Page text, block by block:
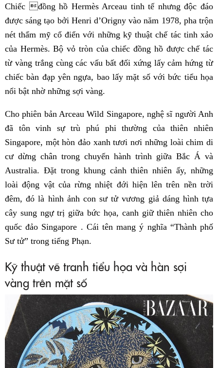
Chiếc đồng hồ Hermès Arceau tinh tế nhưng độc đáo
được sáng tạo bởi Henri d’Origny vào năm 1978, pha trộn
nét thẩm mỹ cổ điển với những kỹ thuật chế tác tinh xảo
của Hermès. Bộ vỏ tròn của chiếc đồng hồ được chế tác
từ vàng trắng cùng các vấu bất đối xứng lấy cảm hứng từ
chiếc bàn đạp yên ngựa, bao lấy mặt số với bức tiểu họa
nổi bật nhờ những sợi vàng.
Cho phiên bản Arceau Wild Singapore, nghệ sĩ người Anh
đã tôn vinh sự trù phú phi thường của thiên nhiên
Singapore, một hòn đảo xanh tươi nơi những loài chim di
cư dừng chân trong chuyến hành trình giữa Bắc Á và
Australia. Đặt trong khung cảnh thiên nhiên ấy, những
loài động vật của rừng nhiệt đới hiện lên trên nền trời
đêm, đó là hình ảnh con sư tử vương giả dáng hình tựa
cây sung ngự trị giữa bức họa, canh giữ thiên nhiên cho
quốc đảo Singapore . Cái tên mang ý nghĩa “Thành phố
Sư tử” trong tiếng Phạn.
Kỹ thuật vẽ tranh tiểu họa và hàn sợi
vàng trên mặt số